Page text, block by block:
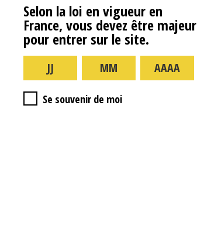
Selon la loi en vigueur en
France, vous devez être majeur
pour entrer sur le site.
Se souvenir de moi